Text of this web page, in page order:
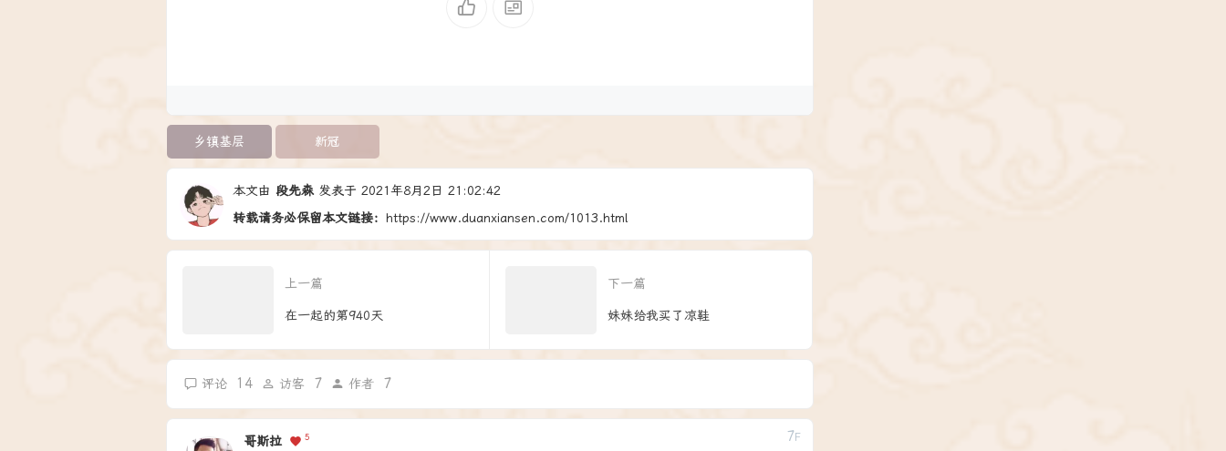
乡镇基层 新冠
本文由 段先森 发表于 2021年8月2日 21:02:42
转载请务必保留本文链接： https://www.duanxiansen.com/1013.html
上一篇
在一起的第940天
下一篇
妹妹给我买了凉鞋
评论 14 访客 7 作者 7
哥斯拉 5 7F